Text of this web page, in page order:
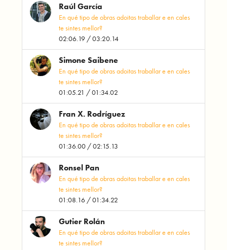
Raúl García
En qué tipo de obras adoitas traballar e en cales
te sintes mellor?
02:06.19 / 03:20.14
Simone Saibene
En qué tipo de obras adoitas traballar e en cales
te sintes mellor?
01:05.21 / 01:34.02
Fran X. Rodríguez
En qué tipo de obras adoitas traballar e en cales
te sintes mellor?
01:36.00 / 02:15.13
Ronsel Pan
En qué tipo de obras adoitas traballar e en cales
te sintes mellor?
01:08.16 / 01:34.22
Gutier Rolán
En qué tipo de obras adoitas traballar e en cales
te sintes mellor?